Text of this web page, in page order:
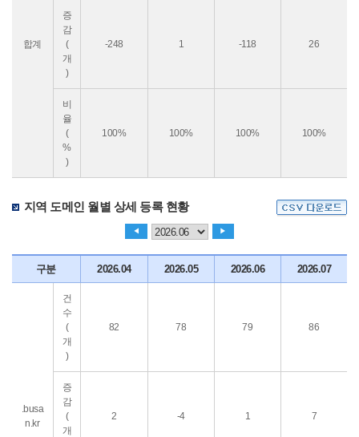
합계
증
감
(
개
)
-248 1 -118 26
비
율
(
%
)
100% 100% 100% 100%
지역 도메인 월별 상세 등록 현황
◀ ▶
구분 2026.04 2026.05 2026.06 2026.07
.busa
n.kr
건
수
(
개
)
82 78 79 86
증
감
(
개
2 -4 1 7